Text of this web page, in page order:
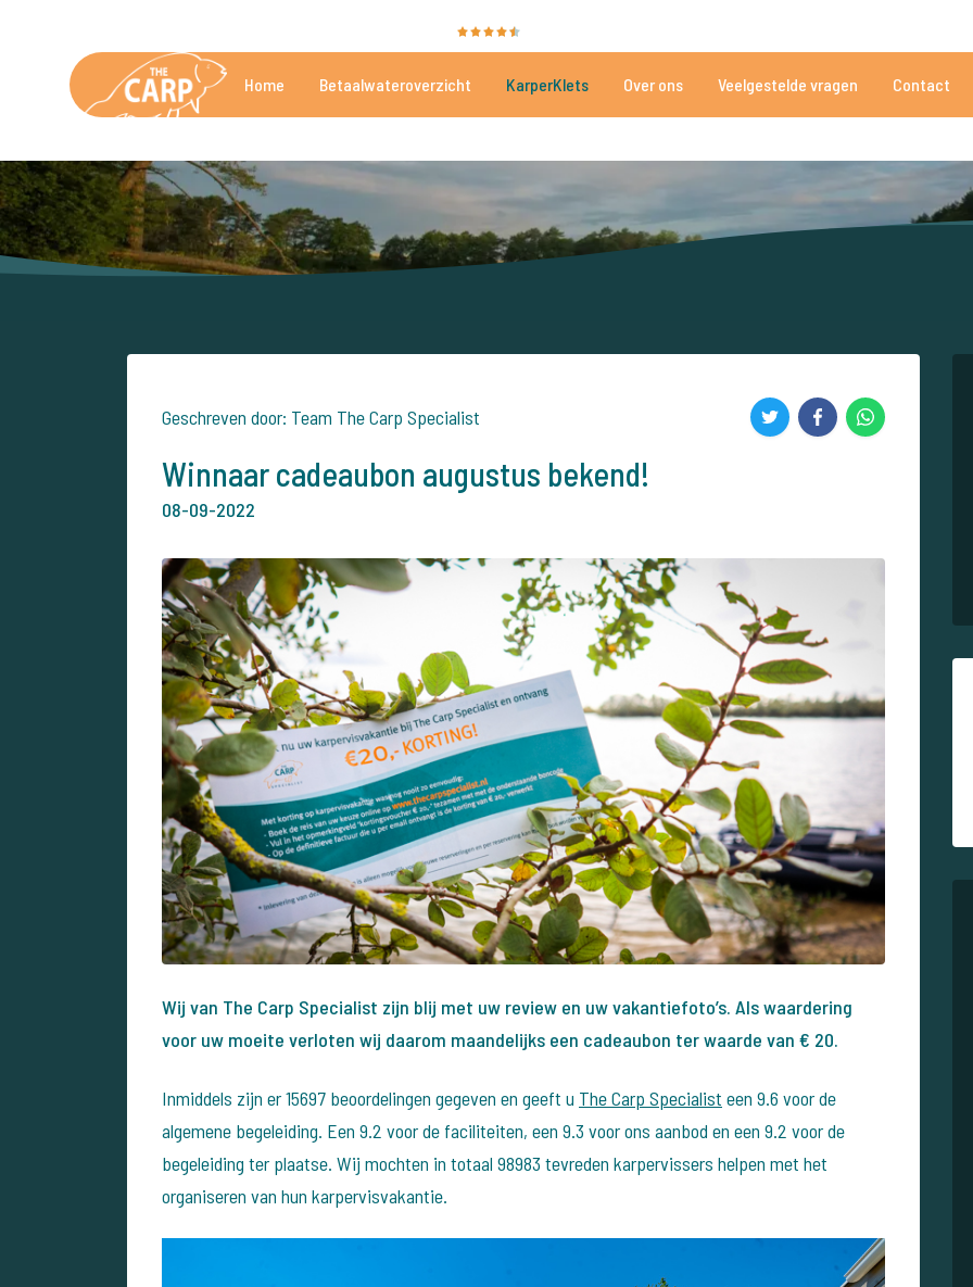
Home Betaalwateroverzicht KarperKlets Over ons Veelgestelde vragen Contact
Geschreven door: Team The Carp Specialist
Winnaar cadeaubon augustus bekend!
08-09-2022
Wij van The Carp Specialist zijn blij met uw review en uw vakantiefoto’s. Als waardering
voor uw moeite verloten wij daarom maandelijks een cadeaubon ter waarde van € 20.
Inmiddels zijn er 15697 beoordelingen gegeven en geeft u The Carp Specialist een 9.6 voor de
algemene begeleiding. Een 9.2 voor de faciliteiten, een 9.3 voor ons aanbod en een 9.2 voor de
begeleiding ter plaatse. Wij mochten in totaal 98983 tevreden karpervissers helpen met het
organiseren van hun karpervisvakantie.